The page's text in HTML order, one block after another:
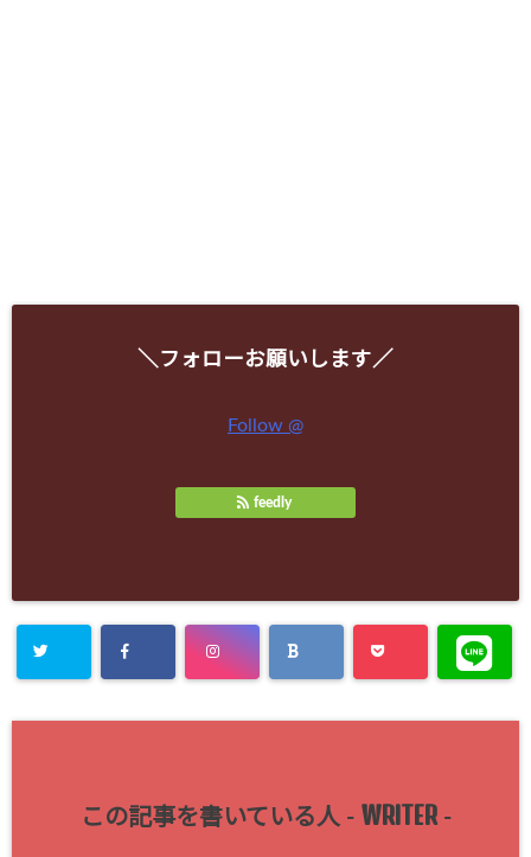
＼フォローお願いします／
Follow @
feedly
この記事を書いている人 - WRITER-